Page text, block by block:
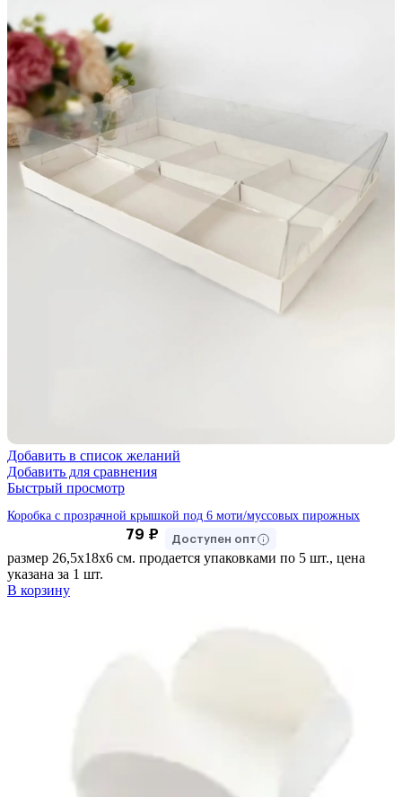
Добавить в список желаний
Добавить для сравнения
Быстрый просмотр
Коробка с прозрачной крышкой под 6 моти/муссовых пирожных
79 ₽ Доступен опт
размер 26,5х18х6 см. продается упаковками по 5 шт., цена
указана за 1 шт.
В корзину